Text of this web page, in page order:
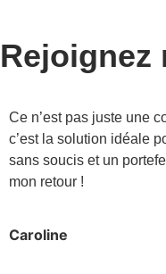
Ce n’est pas juste une
c’est la solution idéale
sans soucis et un
mon retour !
Caroline